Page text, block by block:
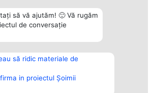
să vă ajutăm! 🙂 Vă rugăm
de conversație
să ridic materiale de
in proiectul Șoimii
Plebiscyt
Lista Tuturor
Laureaților
Contact